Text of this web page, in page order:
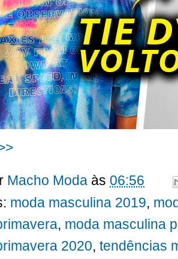
Macho Moda às 06:56
moda masculina 2019,
, moda masculina
2020, tendências